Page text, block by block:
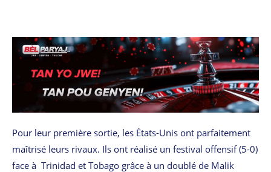
Pour leur première sortie, les États-Unis ont parfaitement
maîtrisé leurs rivaux. Ils ont réalisé un festival offensif (5-0)
face à Trinidad et Tobago grâce à un doublé de Malik